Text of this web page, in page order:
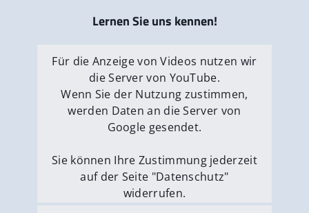
Lernen Sie uns kennen!
Für die Anzeige von Videos nutzen wir
die Server von YouTube.
Wenn Sie der Nutzung zustimmen,
werden Daten an die Server von
Google gesendet.
Sie können Ihre Zustimmung jederzeit
auf der Seite "Datenschutz"
widerrufen.